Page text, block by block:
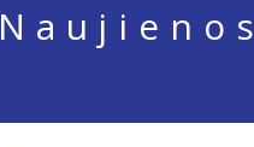
Naujienos